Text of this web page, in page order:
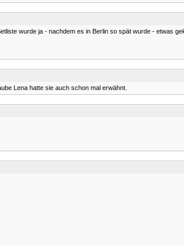
wurde ja - nachdem es in Berlin so spät wurde - etwas
Lena hatte sie auch schon mal erwähnt.